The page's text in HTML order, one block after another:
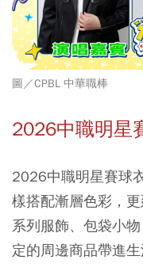
圖／CPBL 中華職棒
2026中職明星
2026中職明星賽球
樣搭配漸層色彩，
系列服飾、包袋小
定的周邊商品帶進生